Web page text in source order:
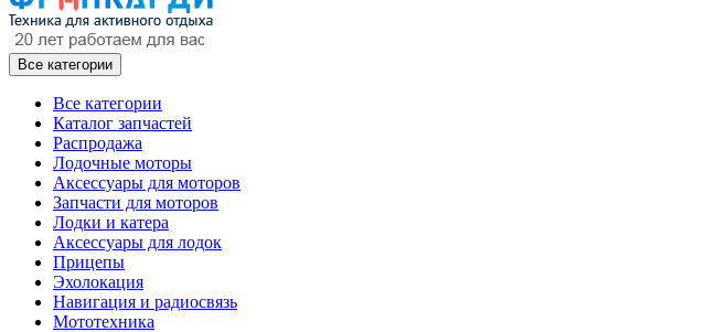
Все категории
Все категории
Каталог запчастей
Распродажа
Лодочные моторы
Аксессуары для моторов
Запчасти для моторов
Лодки и катера
Аксессуары для лодок
Прицепы
Эхолокация
Навигация и радиосвязь
Мототехника